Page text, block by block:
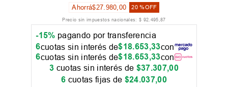
Ahorrá$27.980,00 20 %OFF
Precio sin impuestos nacionales: $ 92.495,87
-15% pagando por transferencia
6cuotas sin interés de$18.653,33con
6cuotas sin interés de$18.653,33con
3 cuotas sin interés de $37.307,00
6 cuotas fijas de $24.037,00